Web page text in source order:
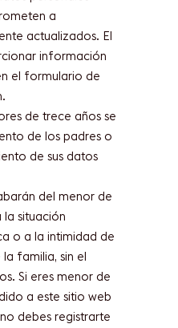
a
actualizados. El
información
el formulario de
de trece años se
de los padres o
de sus datos
del menor de
situación
o a la intimidad de
familia, sin el
Si eres menor de
a este sitio web
debes registrarte